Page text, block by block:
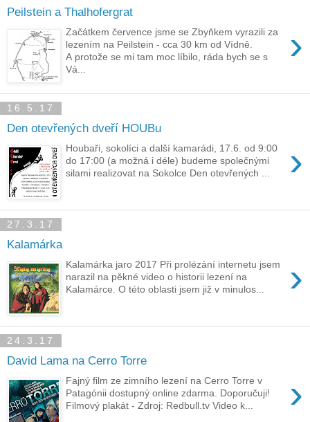
Peilstein a Thalhofergrat
›
Začátkem července jsme se Zbyňkem vyrazili za
lezením na Peilstein - cca 30 km od Vídně.
A protože se mi tam moc líbilo, ráda bych se s
Vá...
16.5.17
Den otevřených dveří HOUBu
›
Houbaři, sokolíci a další kamarádi, 17.6. od 9:00
do 17:00 (a možná i déle) budeme společnými
silami realizovat na Sokolce Den otevřených ...
27.3.17
Kalamárka
›
Kalamárka jaro 2017 Při prolézání internetu jsem
narazil na pěkné video o historii lezení na
Kalamárce. O této oblasti jsem již v minulos...
24.3.17
David Lama na Cerro Torre
›
Fajný film ze zimního lezení na Cerro Torre v
Patagónii dostupný online zdarma. Doporučuji!
Filmový plakát - Zdroj: Redbull.tv Video k...